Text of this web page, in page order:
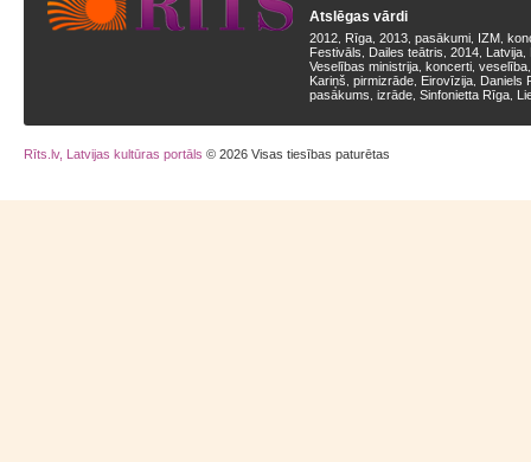
Atslēgas vārdi
2012 Rīga 2013 pasākumi IZM
Festivāls
Dailes teātris 2014 Latvija
Veselības ministrija koncerti veselība
Kariņš pirmizrāde Eirovīzija Daniels
pasākums izrāde Sinfonietta Rīga
Rīts.lv, Latvijas kultūras portāls © 2026 Visas tiesības paturētas